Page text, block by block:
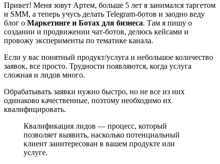
Привет! Меня зовут Артем, больше 5 лет я занимался таргетом
и SMM, а теперь учусь делать Telegram-ботов и заодно веду
блог о Маркетинге и Ботах для бизнеса. Там я пишу о
создании и продвижении чат-ботов, делюсь кейсами и
провожу эксперименты по тематике канала.
Если у вас понятный продукт/услуга и небольшое количество
заявок, все просто. Трудности появляются, когда услуга
сложная и лидов много.
Обрабатывать заявки нужно быстро, но не все из них
одинаково качественные, поэтому необходимо их
квалифицировать.
Квалификация лидов — процесс, который
позволяет выявить, насколько потенциальный
клиент заинтересован в вашем продукте или
услуге.